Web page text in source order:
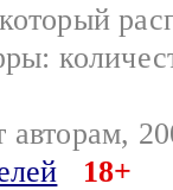
авторам,
18+